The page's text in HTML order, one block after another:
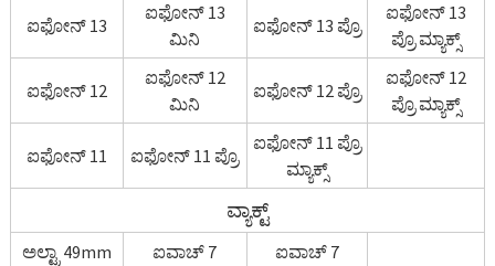
ಐಫೋನ್ 13
ಐಫೋನ್ 13
ಮಿನಿ
ಐಫೋನ್ 13 ಪ್ರೊ
ಐಫೋನ್ 13
ಪ್ರೊ ಮ್ಯಾಕ್ಸ್
ಐಫೋನ್ 12
ಐಫೋನ್ 12
ಮಿನಿ
ಐಫೋನ್ 12 ಪ್ರೊ
ಐಫೋನ್ 12
ಪ್ರೊ ಮ್ಯಾಕ್ಸ್
ಐಫೋನ್ 11 ಐಫೋನ್ 11 ಪ್ರೊ
ಐಫೋನ್ 11 ಪ್ರೊ
ಮ್ಯಾಕ್ಸ್
ವ್ಯಾಕ್ಟ್
ಅಲ್ಟ್ರಾ 49mm
ಐವಾಚ್ 7
ಐವಾಚ್ 7